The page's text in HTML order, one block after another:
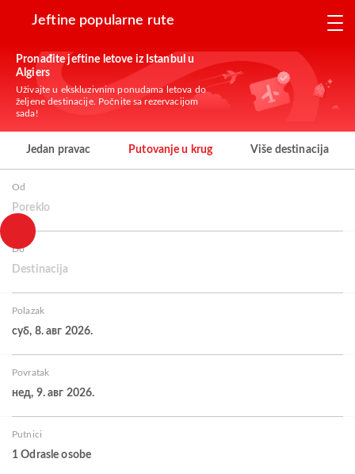
Jeftine popularne rute
Pronađite jeftine letove iz Istanbul u
Algiers
Uživajte u ekskluzivnim ponudama letova do
željene destinacije. Počnite sa rezervacijom
sada!
Jedan pravac Putovanje u krug Više destinacija
Od
Poreklo
Do
Destinacija
Polazak
суб, 8. авг 2026.
Povratak
нед, 9. авг 2026.
Putnici
1 Odrasle osobe